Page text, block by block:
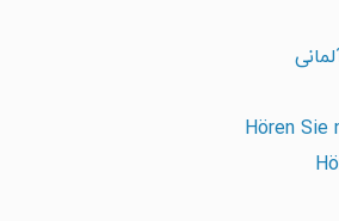
Hören Sie